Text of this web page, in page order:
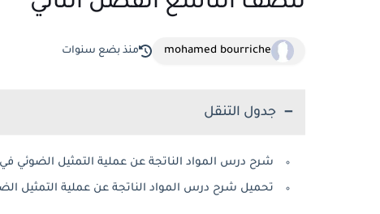
mohamed bourriche منذ بضع سنوات
جدول التنقل
شرح درس المواد الناتجة عن عملية التمثيل الضوئي
تحميل شرح درس المواد الناتجة عن عملية التمثيل